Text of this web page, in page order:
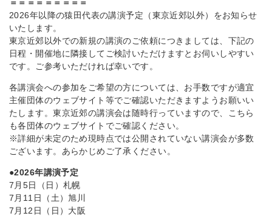
＝＝＝＝＝＝＝＝＝
2026年以降の猿田代表の講演予定（東京近郊以外）をお知らせ
いたします。
東京近郊以外での新規の講演のご依頼につきましては、下記の
日程・開催地に隣接してご検討いただけますとお伺いしやすい
です。ご参考いただければ幸いです。
各講演会への参加をご希望の方については、お手数ですが適宜
主催団体のウェブサイト等でご確認いただきますようお願いい
たします。東京近郊の講演会は随時行っていますので、こちら
も各団体のウェブサイトでご確認ください。
※詳細が未定のため現時点では公開されていない講演会が多数
ございます。あらかじめご了承ください。
●2026年講演予定
7月5日（日）札幌
7月11日（土）旭川
7月12日（日）大阪